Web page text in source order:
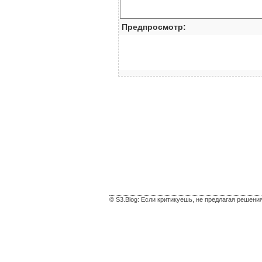
Предпросмотр:
© S3.Blog: Если критикуешь, не предлагая